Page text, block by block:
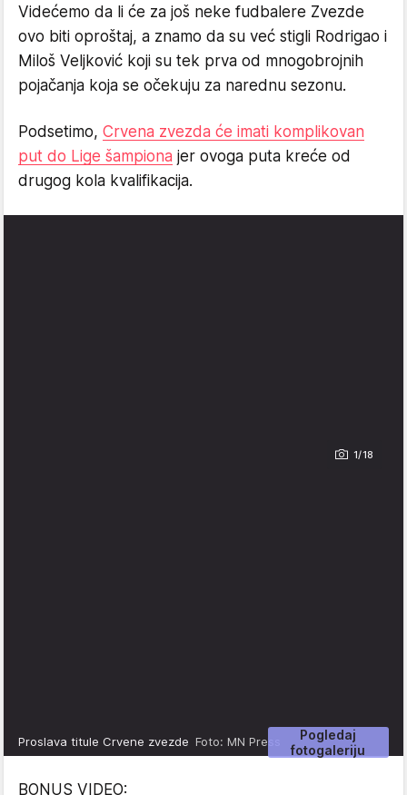
Videćemo da li će za još neke fudbalere Zvezde
ovo biti oproštaj, a znamo da su već stigli Rodrigao i
Miloš Veljković koji su tek prva od mnogobrojnih
pojačanja koja se očekuju za narednu sezonu.
Podsetimo, Crvena zvezda će imati komplikovan
put do Lige šampiona jer ovoga puta kreće od
drugog kola kvalifikacija.
1/18
Pogledaj
fotogaleriju
Proslava titule Crvene zvezde Foto: MN Press
BONUS VIDEO: